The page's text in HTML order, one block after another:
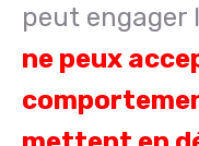
peut engager
ne peux